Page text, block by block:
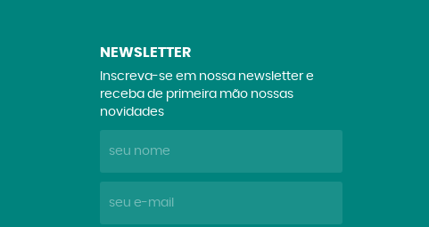
NEWSLETTER
Inscreva-se em nossa newsletter e
receba de primeira mão nossas
novidades